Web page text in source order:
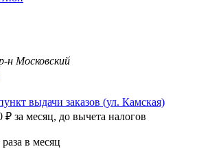
н Московский
выдачи заказов (ул. Камская)
₽ за месяц, до вычета налогов
в месяц